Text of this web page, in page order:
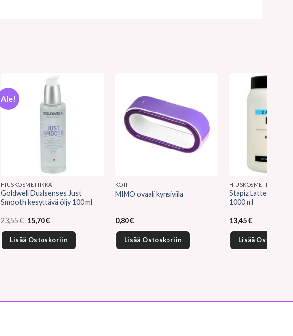
Ale!
HIUSKOSMETIIKKA
Goldwell Dualsenses Just
Smooth kesyttävä öljy 100 ml
23,55€ Alkuperäinen
hinta
oli:
23,55 €.
15,70€Nykyinen
on:
15,70 €.
Lisää Ostoskoriin
KOTI
MIMO ovaali kynsiviila
0,80€
Lisää Ostoskoriin
HIUSKOSMETIIKKA
Stapiz Latte Mask
1000 ml
13,45€
Lisää